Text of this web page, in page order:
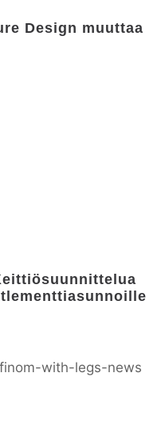
Design muuttaa